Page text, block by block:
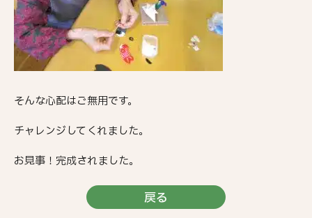
そんな心配はご無用です。
チャレンジしてくれました。
お見事！完成されました。
戻る